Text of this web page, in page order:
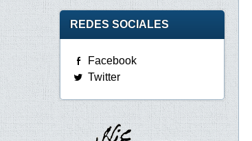
REDES SOCIALES
Facebook
Twitter